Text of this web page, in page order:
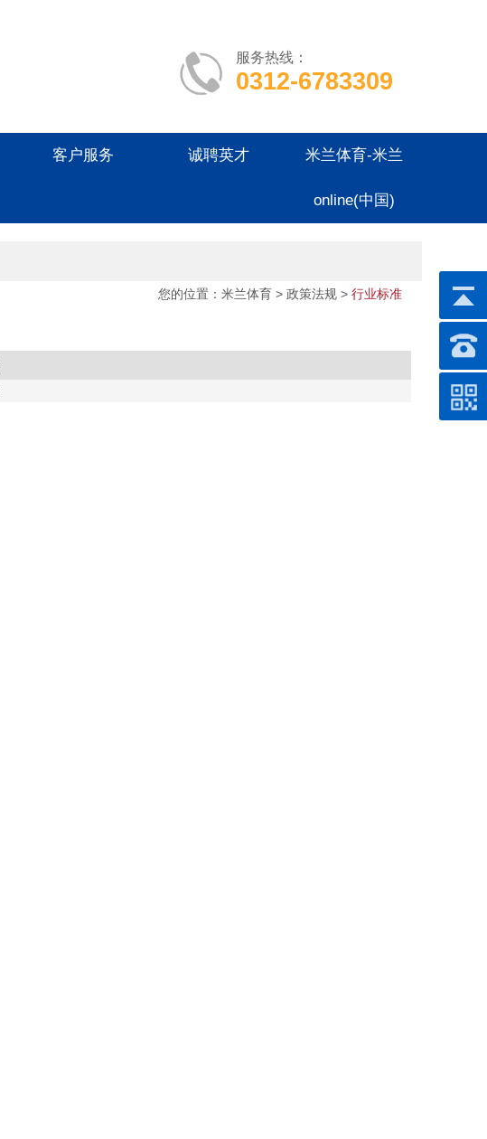
服务热线：
0312-6783309
客户服务 诚聘英才 米兰体育-米兰
online(中国)
您的位置： 米兰体育 > 政策法规 > 行业标准